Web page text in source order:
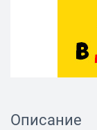
Описание